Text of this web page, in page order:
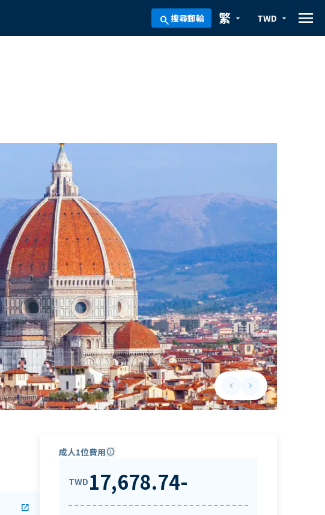
search搜尋郵輪 arrow_drop_down
繁 arrow_drop_down
TWD menu
keyboard_arrow_leftPrevious slide
keyboard_arrow_rightNext slide
open_in_new
成人1位費用info
TWD 17,678.74-